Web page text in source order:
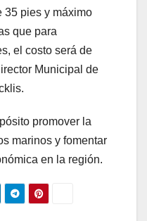
35 pies y máximo
que para
el costo será de
Municipal de
promover la
marinos y fomentar
en la región.